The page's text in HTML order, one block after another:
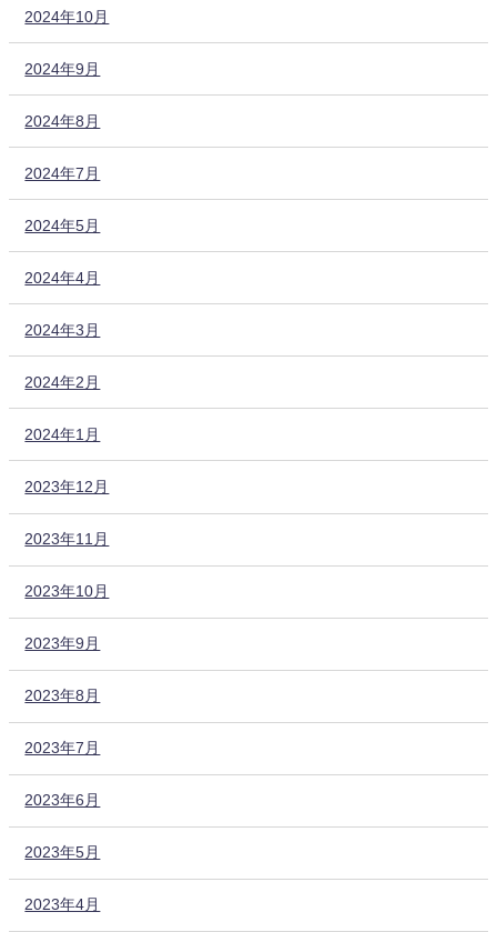
2024年10月
2024年9月
2024年8月
2024年7月
2024年5月
2024年4月
2024年3月
2024年2月
2024年1月
2023年12月
2023年11月
2023年10月
2023年9月
2023年8月
2023年7月
2023年6月
2023年5月
2023年4月